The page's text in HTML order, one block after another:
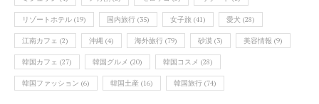
リゾートホテル (19) 国内旅行 (35) 女子旅 (41) 愛犬 (28)
江南カフェ (2) 沖縄 (4) 海外旅行 (79) 砂漠 (3) 美容情報 (9)
韓国カフェ (27) 韓国グルメ (20) 韓国コスメ (28)
韓国ファッション (6) 韓国土産 (16) 韓国旅行 (74)